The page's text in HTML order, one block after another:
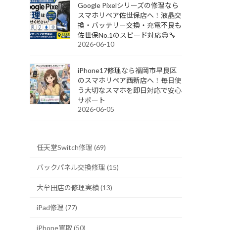
Google Pixelシリーズの修理なら
スマホリペア佐世保店へ！液晶交
換・バッテリー交換・充電不良も
佐世保No.1のスピード対応😊🔧
2026-06-10
iPhone17修理なら福岡市早良区
のスマホリペア西新店へ！毎日使
う大切なスマホを即日対応で安心
サポート
2026-06-05
任天堂Switch修理 (69)
バックパネル交換修理 (15)
大牟田店の修理実績 (13)
iPad修理 (77)
iPhone買取 (50)